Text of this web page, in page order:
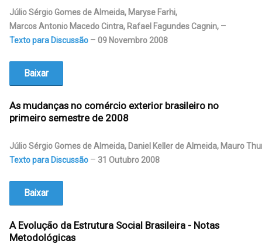
Júlio Sérgio Gomes de Almeida, Maryse Farhi,
Marcos Antonio Macedo Cintra, Rafael Fagundes Cagnin,
Texto para Discussão
09 Novembro 2008
Baixar
As mudanças no comércio exterior brasileiro no
primeiro semestre de 2008
Júlio Sérgio Gomes de Almeida, Daniel Keller de Almeida, Mauro
Texto para Discussão
31 Outubro 2008
Baixar
A Evolução da Estrutura Social Brasileira - Notas
Metodológicas